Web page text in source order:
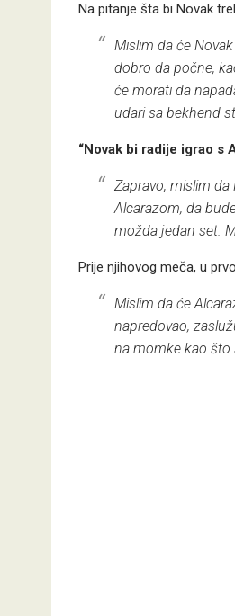
Na pitanje šta bi Novak
Mislim da će
dobro da počne,
će morati da
udari sa bekhend
“Novak bi radije igrao s
Zapravo, mislim
Alcarazom, da
možda jedan set.
Prije njihovog meča, u
Mislim da će
napredovao,
na momke kao što